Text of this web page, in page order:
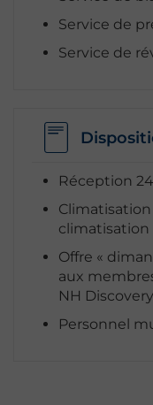
Service de
Service de
Réception
climatisation
Offre «
aux
NH
Personnel